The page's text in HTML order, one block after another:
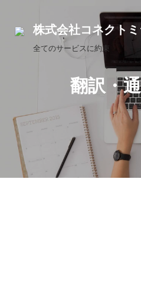
株式会社コネクト
全てのサービスに約束
翻訳・